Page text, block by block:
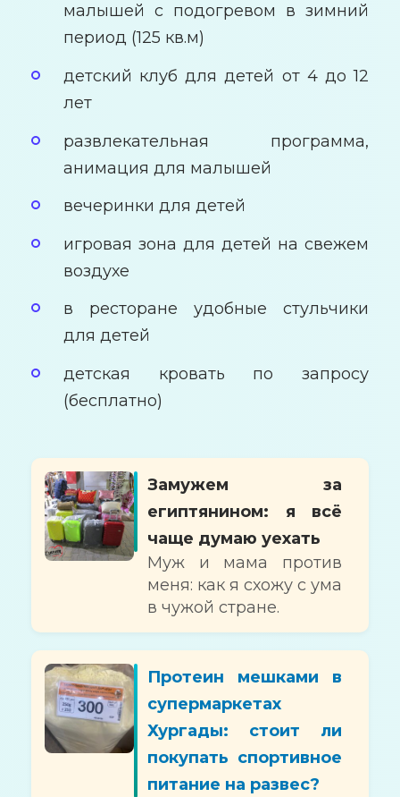
малышей с подогревом в зимний
период (125 кв.м)
детский клуб для детей от 4 до 12
лет
развлекательная программа,
анимация для малышей
вечеринки для детей
игровая зона для детей на свежем
воздухе
в ресторане удобные стульчики
для детей
детская кровать по запросу
(бесплатно)
Замужем за
египтянином: я всё
чаще думаю уехать
Муж и мама против
меня: как я схожу с ума
в чужой стране.
Протеин мешками в
супермаркетах
Хургады: стоит ли
покупать спортивное
питание на развес?